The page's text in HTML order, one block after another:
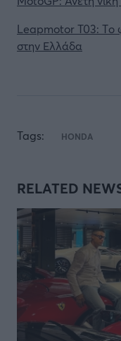
Leapmotor T03: Tο
στην Ελλάδα
Tags: HONDA
RELATED